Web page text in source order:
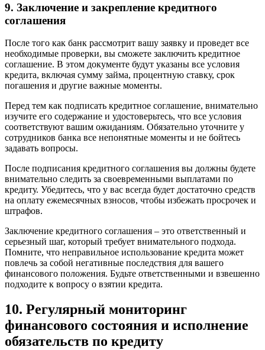
9. Заключение и закрепление кредитного
соглашения
После того как банк рассмотрит вашу заявку и проведет все
необходимые проверки, вы сможете заключить кредитное
соглашение. В этом документе будут указаны все условия
кредита, включая сумму займа, процентную ставку, срок
погашения и другие важные моменты.
Перед тем как подписать кредитное соглашение, внимательно
изучите его содержание и удостоверьтесь, что все условия
соответствуют вашим ожиданиям. Обязательно уточните у
сотрудников банка все непонятные моменты и не бойтесь
задавать вопросы.
После подписания кредитного соглашения вы должны будете
внимательно следить за своевременными выплатами по
кредиту. Убедитесь, что у вас всегда будет достаточно средств
на оплату ежемесячных взносов, чтобы избежать просрочек и
штрафов.
Заключение кредитного соглашения – это ответственный и
серьезный шаг, который требует внимательного подхода.
Помните, что неправильное использование кредита может
повлечь за собой негативные последствия для вашего
финансового положения. Будьте ответственными и взвешенно
подходите к вопросу о взятии кредита.
10. Регулярный мониторинг
финансового состояния и исполнение
обязательств по кредиту